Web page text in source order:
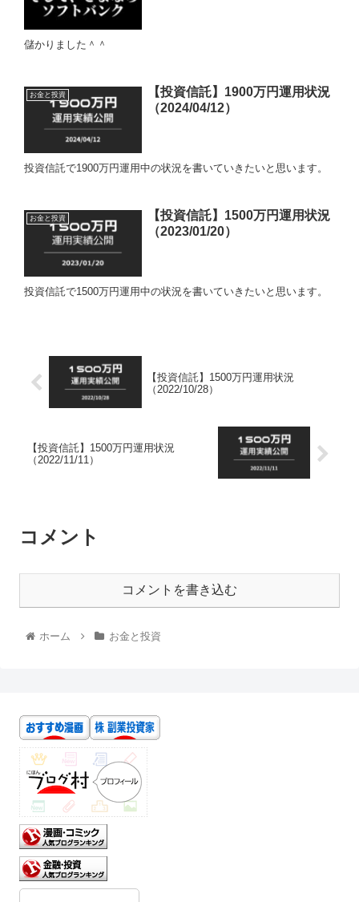
儲かりました＾＾
お金と投資
【投資信託】1900万円運用状況
（2024/04/12）
投資信託で1900万円運用中の状況を書いていきたいと思います。
お金と投資
【投資信託】1500万円運用状況
（2023/01/20）
投資信託で1500万円運用中の状況を書いていきたいと思います。
【投資信託】1500万円運用状況
（2022/10/28）
【投資信託】1500万円運用状況
（2022/11/11）
コメント
コメントを書き込む
ホーム お金と投資